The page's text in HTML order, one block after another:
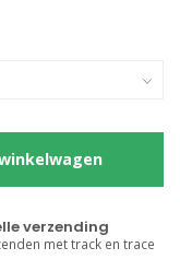
verzending
met track en trace